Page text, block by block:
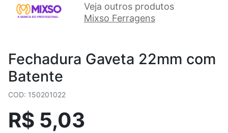
Veja outros produtos
Mixso Ferragens
Fechadura Gaveta 22mm com
Batente
COD: 150201022
R$ 5,03